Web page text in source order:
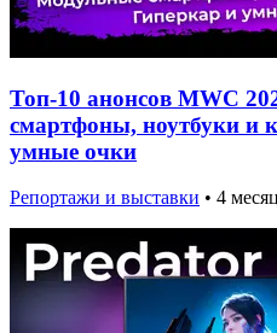
Топ-10 анонсов MWC
смартфоны, ноутбуки и
умные очки
Репортажи и выставки • 4